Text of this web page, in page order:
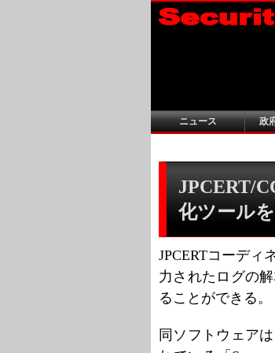
ニュース 政
JPCERT/
化ツール
JPCERTコーディ
力されたログの
ることができる。
同ソフトウェア